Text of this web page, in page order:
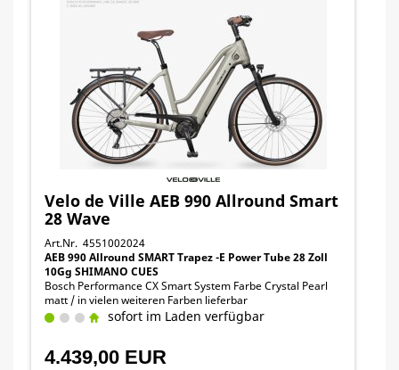
Velo de Ville AEB 990 Allround Smart
28 Wave
Art.Nr. 4551002024
AEB 990 Allround SMART Trapez -E Power Tube 28 Zoll
10Gg SHIMANO CUES
Bosch Performance CX Smart System Farbe Crystal Pearl
matt / in vielen weiteren Farben lieferbar
sofort im Laden verfügbar
4.439,00 EUR